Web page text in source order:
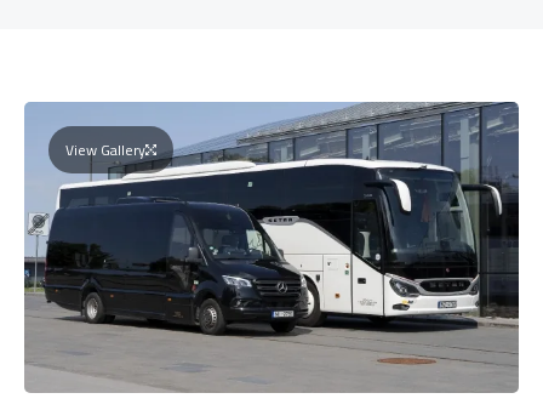
View Gallery